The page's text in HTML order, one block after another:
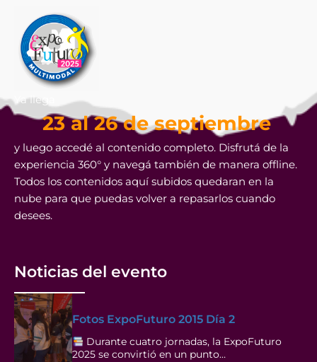
Ya llega
23 al 26 de septiembre
y luego accedé al contenido completo. Disfrutá de la
experiencia 360° y navegá también de manera offline.
Todos los contenidos aquí subidos quedaran en la
nube para que puedas volver a repasarlos cuando
desees.
Noticias del evento
Fotos ExpoFuturo 2015 Día 2
Durante cuatro jornadas, la ExpoFuturo
2025 se convirtió en un punto…